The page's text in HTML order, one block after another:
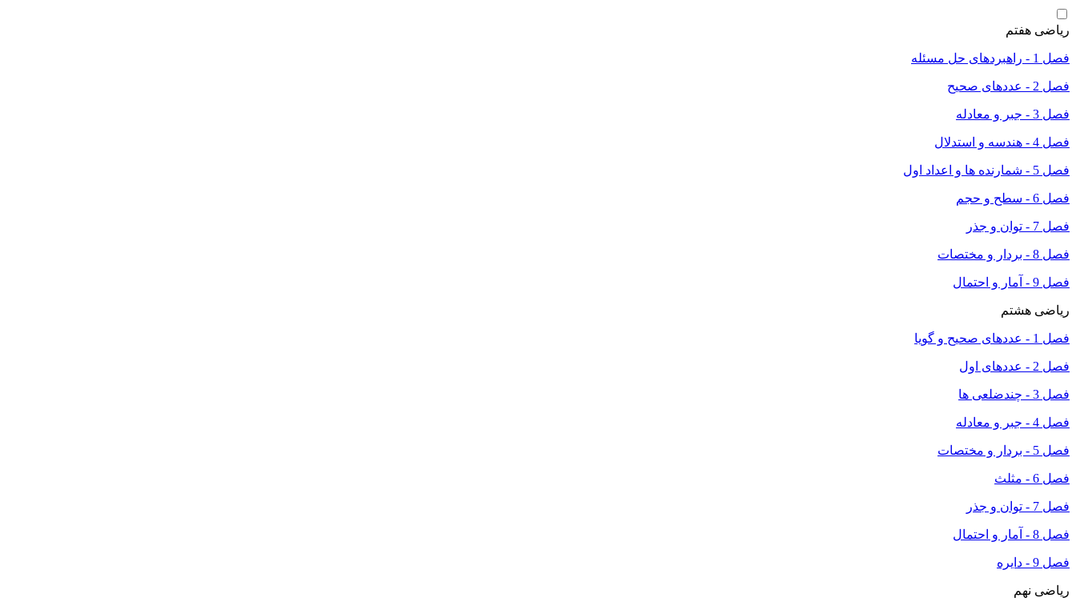
ریاضی هفتم
فصل 1 - راهبردهای حل مسئله
فصل 2 - عددهای صحیح
فصل 3 - جبر و معادله
فصل 4 - هندسه و استدلال
فصل 5 - شمارنده ها و اعداد اول
فصل 6 - سطح و حجم
فصل 7 - توان و جذر
فصل 8 - بردار و مختصات
فصل 9 - آمار و احتمال
ریاضی هشتم
فصل 1 - عددهای صحیح و گویا
فصل 2 - عددهای اول
فصل 3 - چندضلعی ها
فصل 4 - جبر و معادله
فصل 5 - بردار و مختصات
فصل 6 - مثلث
فصل 7 - توان و جذر
فصل 8 - آمار و احتمال
فصل 9 - دایره
ریاضی نهم